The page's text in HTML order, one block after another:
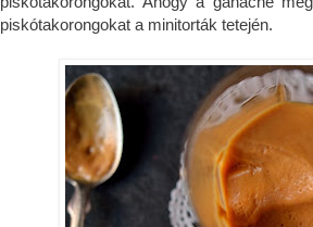
piskótakorongokat a minitorták tetején.